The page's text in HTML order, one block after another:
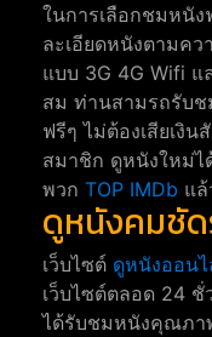
ในการเลือกชมหนัง
ละเอียดหนังตามคว
แบบ 3G 4G Wifi แ
สม ท่านสามรถรับ
ฟรีๆ ไม่ต้องเสียเงิน
สมาชิก ดูหนังใหม่ไ
พวก TOP IMDb แล้
ดูหนังคมชัด
เว็บไซต์ ดูหนังออน
เว็บไซต์ตลอด 24 ชั่
ได้รับชมหนังคุณภา